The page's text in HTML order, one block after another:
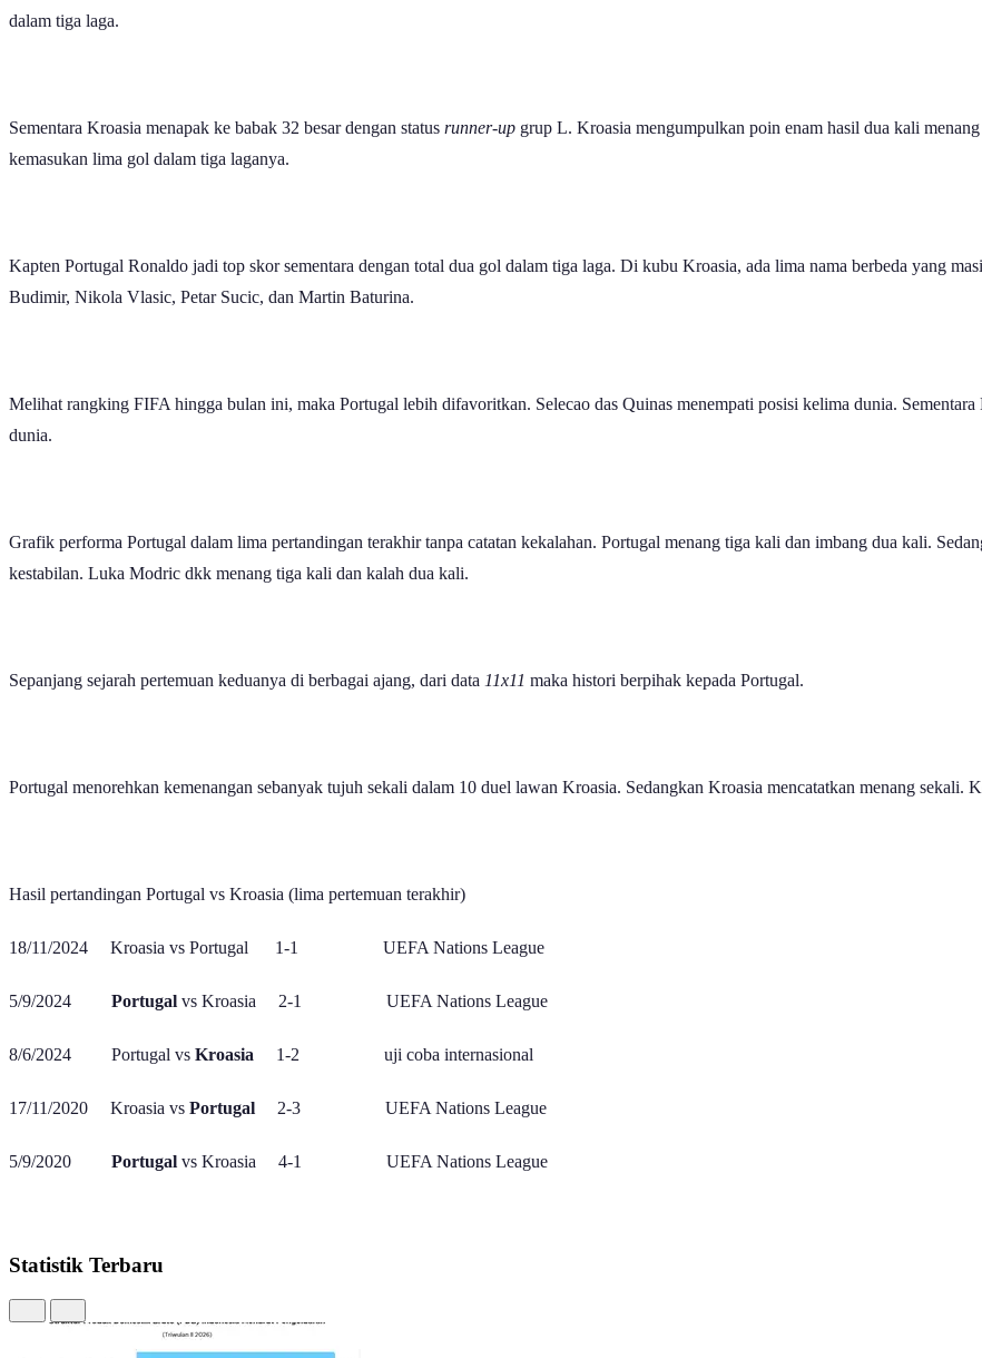
dalam tiga laga.
Sementara Kroasia menapak ke babak 32 besar dengan status runner-up grup L. Kroasia mengumpulkan poin enam hasil dua kali
kemasukan lima gol dalam tiga laganya.
Kapten Portugal Ronaldo jadi top skor sementara dengan total dua gol dalam tiga laga. Di kubu Kroasia, ada lima nama berbeda yang
Budimir, Nikola Vlasic, Petar Sucic, dan Martin Baturina.
Melihat rangking FIFA hingga bulan ini, maka Portugal lebih difavoritkan. Selecao das Quinas menempati posisi kelima dunia.
dunia.
Grafik performa Portugal dalam lima pertandingan terakhir tanpa catatan kekalahan. Portugal menang tiga kali dan imbang dua kali.
kestabilan. Luka Modric dkk menang tiga kali dan kalah dua kali.
Sepanjang sejarah pertemuan keduanya di berbagai ajang, dari data 11x11 maka histori berpihak kepada Portugal.
Portugal menorehkan kemenangan sebanyak tujuh sekali dalam 10 duel lawan Kroasia. Sedangkan Kroasia mencatatkan menang sekali.
Hasil pertandingan Portugal vs Kroasia (lima pertemuan terakhir)
18/11/2024 Kroasia vs Portugal 1-1 UEFA Nations League
5/9/2024 Portugal vs Kroasia 2-1 UEFA Nations League
8/6/2024 Portugal vs Kroasia 1-2 uji coba internasional
17/11/2020 Kroasia vs Portugal 2-3 UEFA Nations League
5/9/2020 Portugal vs Kroasia 4-1 UEFA Nations League
Statistik Terbaru